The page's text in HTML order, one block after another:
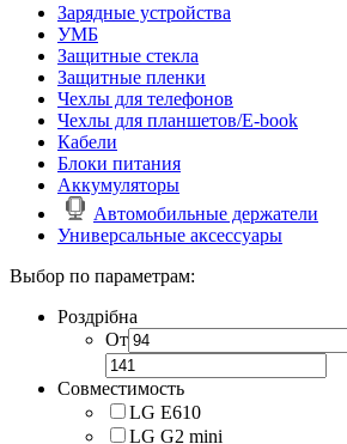
Зарядные устройства
УМБ
Защитные стекла
Защитные пленки
Чехлы для телефонов
Чехлы для планшетов/E-book
Кабели
Блоки питания
Аккумуляторы
Автомобильные держатели
Универсальные аксессуары
Выбор по параметрам:
Роздрібна
От
Совместимость
LG E610
LG G2 mini